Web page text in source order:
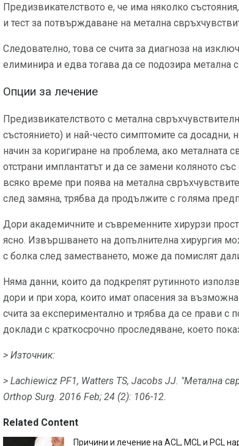
Предизвикателството е, че има няколко
и тест за потвърждаване на метална
Следователно, това се счита за диагноза на
елиминира и едва тогава да се подозира метална
Опции за лечение
Предизвикателството с метална
състоянието) и най-често симптомите са
начин за коригиране на проблема, ако металната
отстрани имплантатът и да се замени коляното
всяко време при поява на метална
след замяна, трябва да продължите с голяма
Дори академичните и съвременните хирурзи
ясно. Извършването на допълнителна хирургия
с болка след заместването, може да помислят
Няма данни, които да подкрепят рутинното
дори и при хора, които имат опасения за
счита за експериментално и трябва да се прави
доклади с краткосрочно проследяване, което
> Източник:
> Lachiewicz PF1, Watters TS, Jacobs JJ. "Метална
Orthop Surg. 2016 Feb; 24 (2): 106-12.
Related Content
Причини и лечение на ACL, MCL и PCL